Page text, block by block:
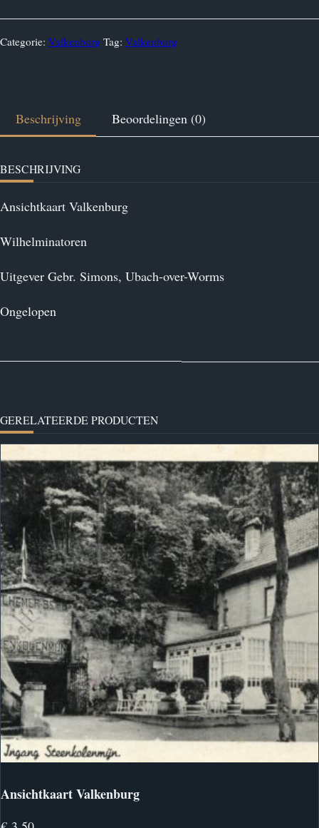
Categorie: Valkenburg Tag: Valkenburg
Beschrijving Beoordelingen (0)
BESCHRIJVING
Ansichtkaart Valkenburg
Wilhelminatoren
Uitgever Gebr. Simons, Ubach-over-Worms
Ongelopen
GERELATEERDE PRODUCTEN
Ansichtkaart Valkenburg